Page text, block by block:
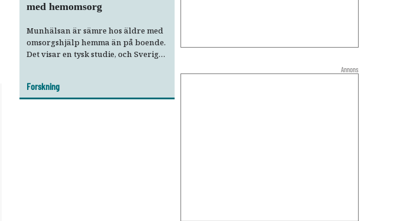
med hemomsorg
Munhälsan är sämre hos äldre med
omsorgshjälp hemma än på boende.
Det visar en tysk studie, och Sverige
Forskning
Annons